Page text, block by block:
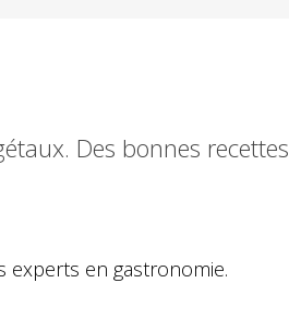
Des bonnes
experts en gastronomie.